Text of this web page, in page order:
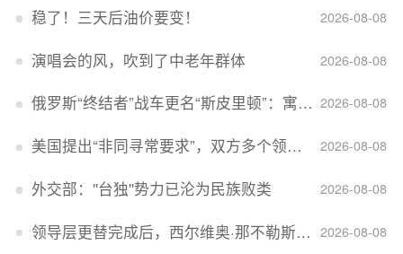
2026-08-08
稳了！三天后油价要变！
2026-08-08
演唱会的风，吹到了中老年群体
2026-08-08
俄罗斯“终结者”战车更名“斯皮里顿”：寓意强大可靠，彰显俄精神力量
2026-08-08
美国提出“非同寻常要求”，双方多个领域分歧依旧，印美贸易谈判进入“关键阶段”
2026-08-08
外交部：''台独''势力已沦为民族败类
2026-08-08
领导层更替完成后，西尔维奥·那不勒斯出任Lucid首席执行官